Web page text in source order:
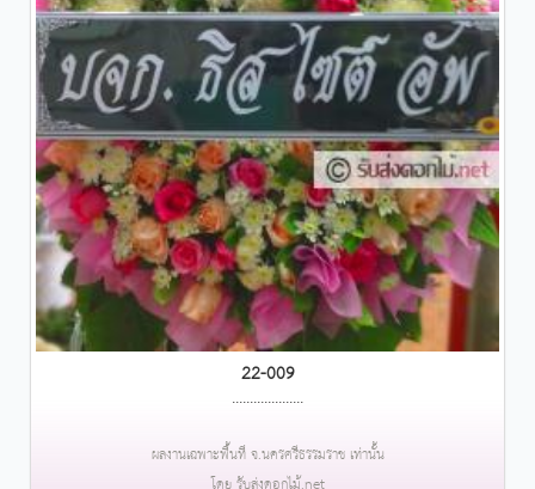
22-009
....................
ผลงานเฉพาะพื้นที่ จ.นครศรีธรรมราช เท่านั้น